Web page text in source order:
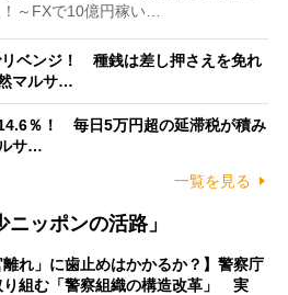
～FXで10億円稼い…
リベンジ！ 種銭は差し押さえを免れ
マルサ…
14.6％！ 毎日5万円超の延滞税が積み
サ…
一覧を見る
ッポンの活路」
離れ」に歯止めはかかるか？】警察庁
り組む「警察組織の構造改革」 実